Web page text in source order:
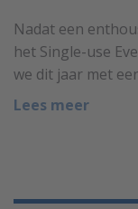
Nadat een
het Single-use
we dit jaar met
Lees meer